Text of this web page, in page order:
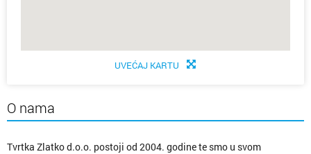
UVEĆAJ KARTU
O nama
Tvrtka Zlatko d.o.o. postoji od 2004. godine te smo u svom